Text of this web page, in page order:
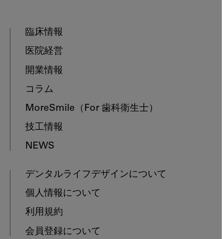
臨床情報
医院経営
開業情報
コラム
MoreSmile （For 歯科衛生士）
技工情報
NEWS
デンタルライフデザインについて
個人情報について
利用規約
会員登録について